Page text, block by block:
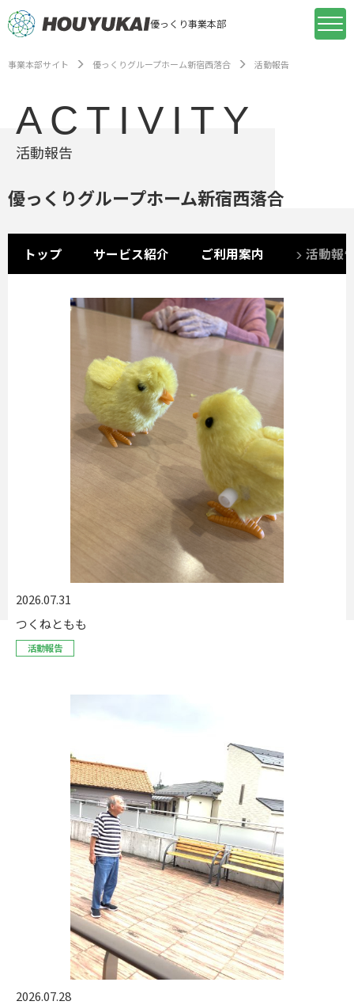
優っくり事業本部
事業本部サイト 優っくりグループホーム新宿西落合 活動報告
ACTIVITY
活動報告
優っくりグループホーム新宿西落合
トップ サービス紹介 ご利用案内 活動報
2026.07.31
つくねともも
活動報告
2026.07.28